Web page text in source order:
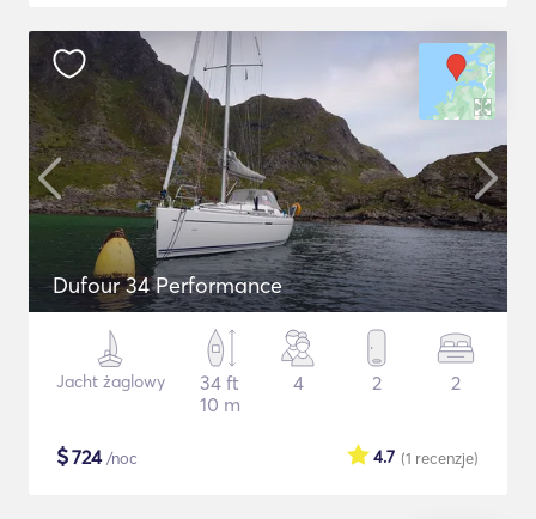
Dufour 34 Performance
Jacht żaglowy
34 ft
10 m
4 2 2
$724/noc (1 recenzje)
4.7